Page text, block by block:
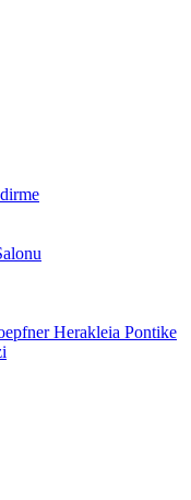
Herakleia Pontike